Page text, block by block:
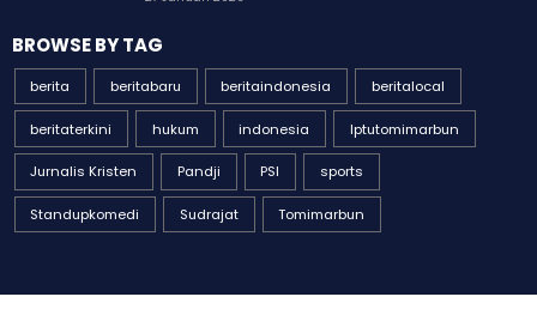
BROWSE BY TAG
Iptutomimarbun
Pandji sports
Standupkomedi Sudrajat Tomimarbun